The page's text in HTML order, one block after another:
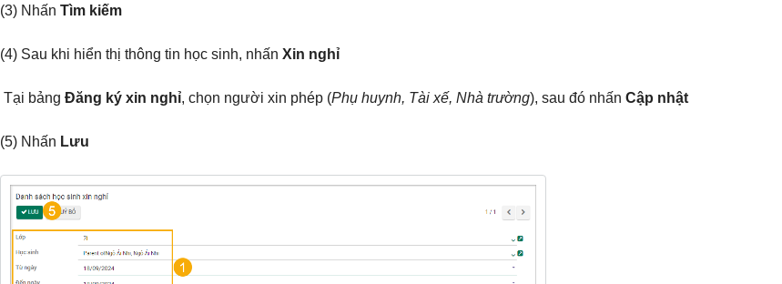
(3) NhấnTìm kiếm
(4) Sau khi hiển thị thông tin học sinh, nhấnXin nghỉ
Tại bảngĐăng ký xin nghỉ, chọn người xin phép (Phụ huynh, Tài xế, Nhà trường), sau đó nhấnCập nhật
(5) Nhấn Lưu